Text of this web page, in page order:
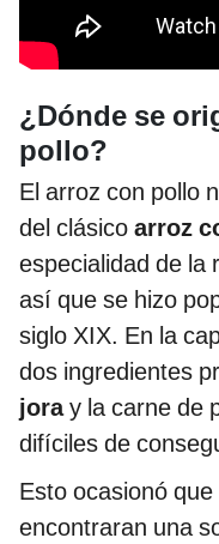
¿Dónde se
pollo?
El arroz con pollo
del clásico arroz
especialidad de la
así que se hizo
siglo XIX. En la
dos ingredientes
joray la carne de
difíciles de
Esto ocasionó
encontraran una